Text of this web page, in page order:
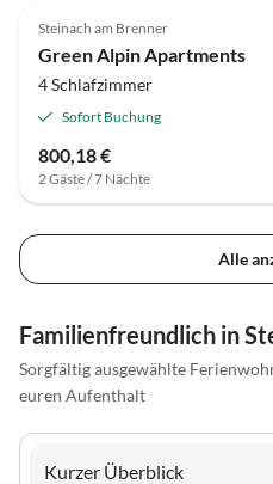
Steinach am Brenner
Green Alpin Apartments
4 Schlafzimmer
Sofort Buchung
800,18 €
2 Gäste / 7 Nächte
Alle
Familienfreundlich in
Sorgfältig ausgewählte
euren Aufenthalt
Kurzer Überblick